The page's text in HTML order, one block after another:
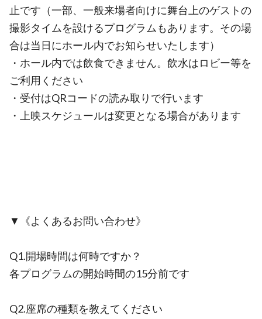
止です（一部、一般来場者向けに舞台上のゲストの
撮影タイムを設けるプログラムもあります。その場
合は当日にホール内でお知らせいたします）
・ホール内では飲食できません。飲水はロビー等を
ご利用ください
・受付はQRコードの読み取りで行います
・上映スケジュールは変更となる場合があります
▼《よくあるお問い合わせ》
Q1.開場時間は何時ですか？
各プログラムの開始時間の15分前です
Q2.座席の種類を教えてください